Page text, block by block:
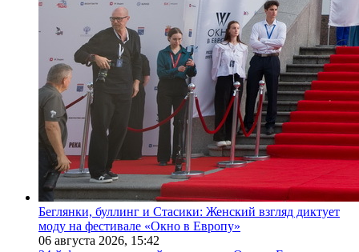
Беглянки, буллинг и Стасики: Женский взгляд диктует
моду на фестивале «Окно в Европу»
06 августа 2026, 15:42